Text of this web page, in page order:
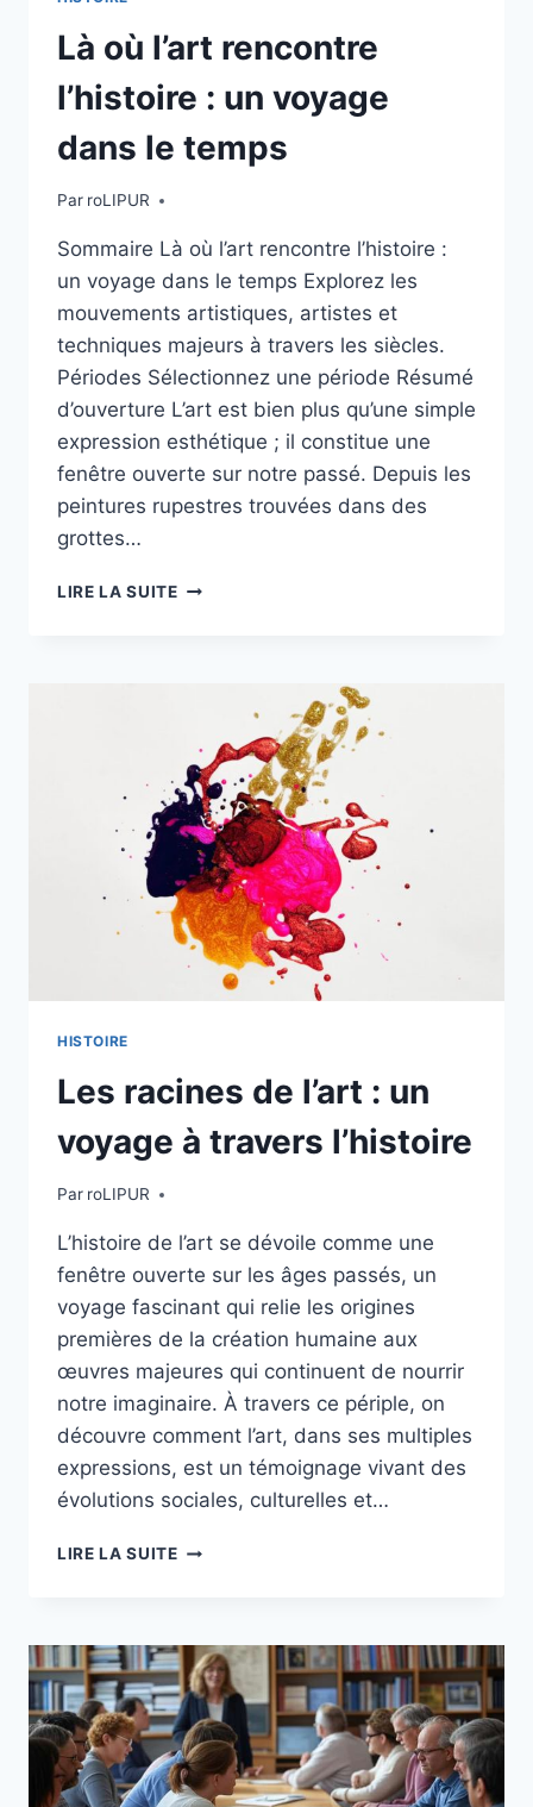
Là où l’art rencontre
l’histoire : un voyage
dans le temps
Par roLIPUR
Sommaire Là où l’art rencontre l’histoire :
un voyage dans le temps Explorez les
mouvements artistiques, artistes et
techniques majeurs à travers les siècles.
Périodes Sélectionnez une période Résumé
d’ouverture L’art est bien plus qu’une simple
expression esthétique ; il constitue une
fenêtre ouverte sur notre passé. Depuis les
peintures rupestres trouvées dans des
grottes…
LIRE LA SUITELÀ
VOYAGE
DANS
LE
TEMPS
HISTOIRE
Les racines de l’art : un
voyage à travers l’histoire
Par roLIPUR
L’histoire de l’art se dévoile comme une
fenêtre ouverte sur les âges passés, un
voyage fascinant qui relie les origines
premières de la création humaine aux
œuvres majeures qui continuent de nourrir
notre imaginaire. À travers ce périple, on
découvre comment l’art, dans ses multiples
expressions, est un témoignage vivant des
évolutions sociales, culturelles et…
LIRE LA SUITELES
:
UN
VOYAGE
À
TRAVERS
L’HISTOIRE